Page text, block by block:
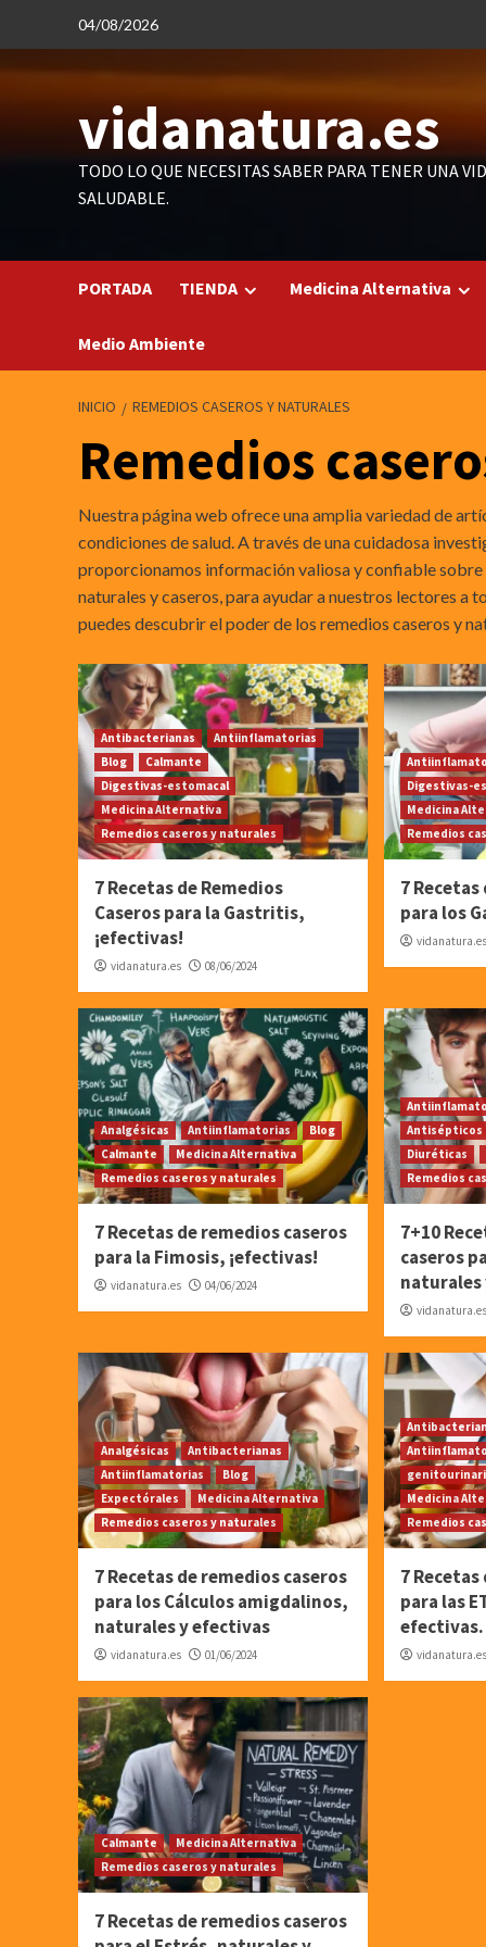
contenido
04/08/2026
vidanatura.es
TODO LO QUE NECESITAS SABER PARA TENER UNA
SALUDABLE.
PORTADA TIENDA Medicina Alternativa
Medio Ambiente
INICIO REMEDIOS CASEROS Y NATURALES
Remedios
Nuestra página web ofrece una amplia variedad de
condiciones de salud. A través de una cuidadosa
proporcionamos información valiosa y confiable
naturales y caseros, para ayudar a nuestros lectores a
puedes descubrir el poder de los remedios caseros y
Antibacterianas
Antiinflamatorias
Blog
Calmante
Digestivas-estomacal
Medicina Alternativa
Remedios caseros y naturales
7 Recetas de Remedios
Caseros para la Gastritis,
¡efectivas!
vidanatura.es 08/06/2024
Digestivas-
Medicina
Remedios
7
para los
vidanatura.es
Analgésicas Antiinflamatorias
Blog
Calmante
Medicina Alternativa
Remedios caseros y naturales
7 Recetas de remedios caseros
para la Fimosis, ¡efectivas!
vidanatura.es 04/06/2024
Antisépticos
Diuréticas
Remedios
7+10
caseros
naturales
vidanatura.es
Analgésicas
Antibacterianas
Antiinflamatorias
Blog
Expectórales
Medicina Alternativa
Remedios caseros y naturales
7 Recetas de remedios caseros
para los Cálculos amigdalinos,
naturales y efectivas
vidanatura.es 01/06/2024
Medicina
Remedios
7
para las
efectivas.
vidanatura.es
Calmante
Medicina Alternativa
Remedios caseros y naturales
7 Recetas de remedios caseros